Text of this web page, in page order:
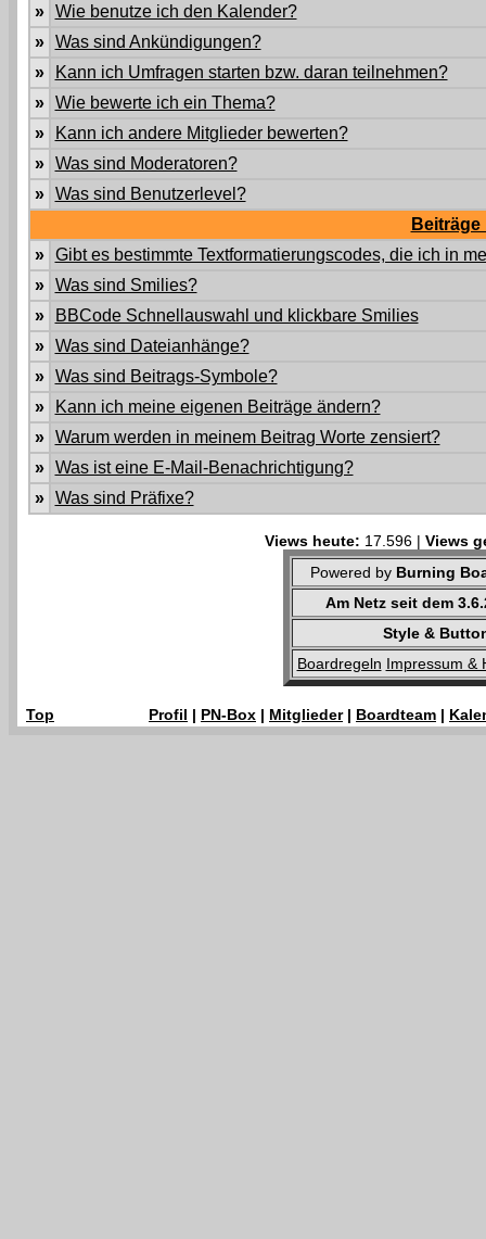
»
Wie benutze ich den Kalender?
»
Was sind Ankündigungen?
»
Kann ich Umfragen starten bzw. daran teilnehmen?
»
Wie bewerte ich ein Thema?
»
Kann ich andere Mitglieder bewerten?
»
Was sind Moderatoren?
»
Was sind Benutzerlevel?
»
Gibt es bestimmte Textformatierungscodes, die ich in
»
Was sind Smilies?
»
BBCode Schnellauswahl und klickbare Smilies
»
Was sind Dateianhänge?
»
Was sind Beitrags-Symbole?
»
Kann ich meine eigenen Beiträge ändern?
»
Warum werden in meinem Beitrag Worte zensiert?
»
Was ist eine E-Mail-Benachrichtigung?
»
Was sind Präfixe?
Views heute: 17.596 | Views
Powered by Burning
Am Netz seit dem
Style &
Boardregeln Impressum &
Top Profil | PN-Box | Mitglieder| Boardteam |